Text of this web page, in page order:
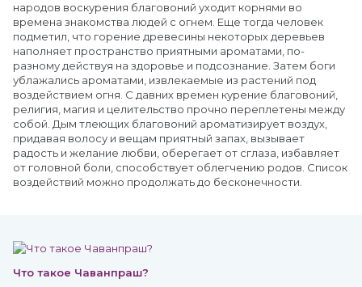
народов воскурения благовоний уходит корнями во
времена знакомства людей с огнем. Еще тогда человек
подметил, что горение древесины некоторых деревьев
наполняет пространство приятными ароматами, по-
разному действуя на здоровье и подсознание. Затем боги
ублажались ароматами, извлекаемые из растений под
воздействием огня. С давних времен курение благовоний,
религия, магия и целительство прочно переплетены между
собой. Дым тлеющих благовоний ароматизирует воздух,
придавая волосу и вещам приятный запах, вызывает
радость и желание любви, оберегает от сглаза, избавляет
от головной боли, способствует облегчению родов. Список
воздействий можно продолжать до бесконечности.
Что такое Чаванпраш?